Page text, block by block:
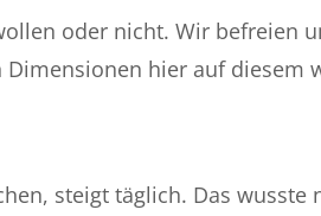
oder nicht. Wir befreien
hier auf diesem
steigt täglich. Das wusste